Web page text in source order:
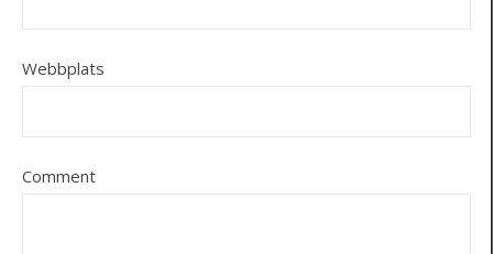
Webbplats
Comment